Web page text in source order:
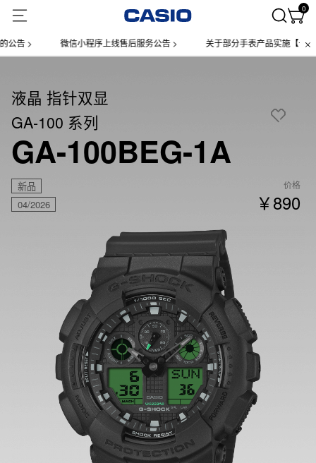
0
> 微信小程序上线售后服务公告 > 关于部分手表产品实施【一物一
液晶 指针双显
GA-100 系列
GA-100BEG-1A
新品
04/2026
价格
￥890